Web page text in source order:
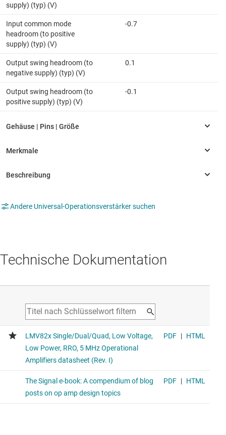
supply) (typ) (V)
Input common mode
headroom (to positive
supply) (typ) (V)
-0.7
Output swing headroom (to
negative supply) (typ) (V)
0.1
Output swing headroom (to
positive supply) (typ) (V)
-0.1
Andere Universal-Operationsverstärker suchen
Technische Dokumentation